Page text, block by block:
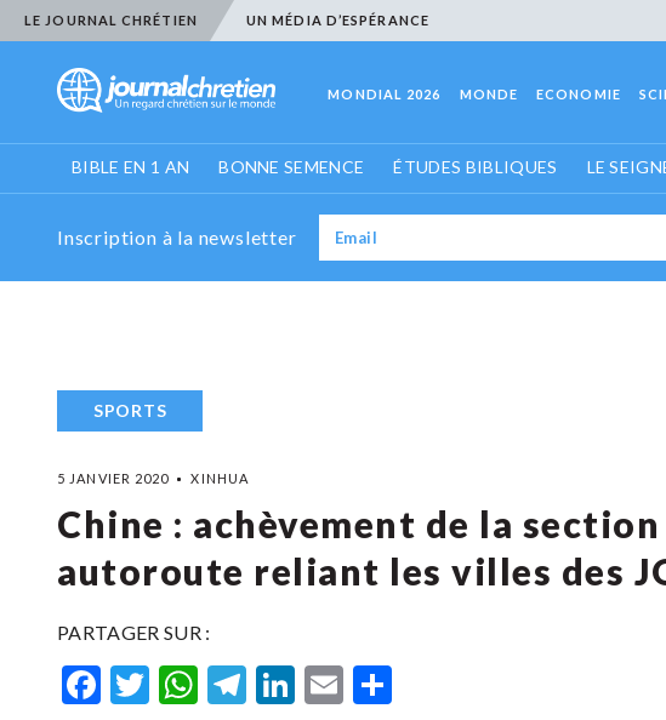
LE JOURNAL CHRÉTIEN UN MÉDIA D’ESPÉRANCE
MONDIAL 2026 MONDE ECONOMIE
BIBLE EN 1 AN BONNE SEMENCE ÉTUDES BIBLIQUES LE
Inscription à la newsletter
SPORTS
5 JANVIER 2020 XINHUA
Chine : achèvement de la
autoroute reliant les villes des
PARTAGER SUR :
Facebook
Twitter
WhatsApp
Telegram
LinkedIn
Email